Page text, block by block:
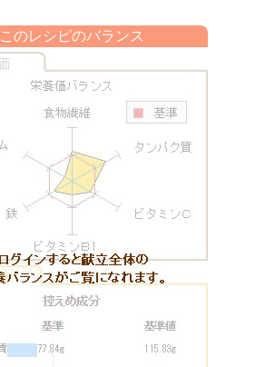
このレシピのバランス